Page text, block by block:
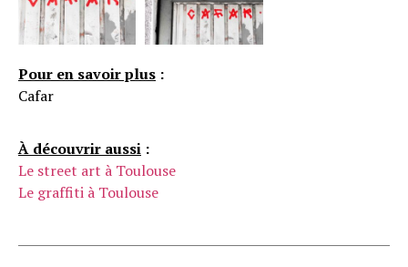
Pour en savoir plus :
Cafar
À découvrir aussi :
Le street art à Toulouse
Le graffiti à Toulouse